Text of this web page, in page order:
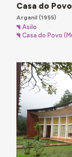
Casa do
Arganil(1955)
Asilo
Casa do Povo